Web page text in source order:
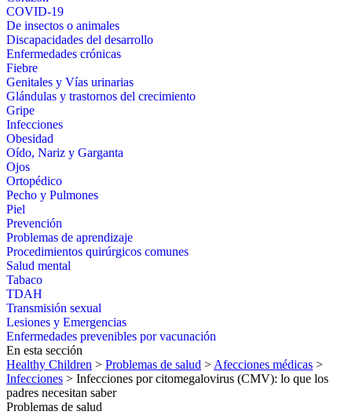
COVID-19
De insectos o animales
Discapacidades del desarrollo
Enfermedades crónicas
Fiebre
Genitales y Vías urinarias
Glándulas y trastornos del crecimiento
Gripe
Infecciones
Obesidad
Oído, Nariz y Garganta
Ojos
Ortopédico
Pecho y Pulmones
Piel
Prevención
Problemas de aprendizaje
Procedimientos quirúrgicos comunes
Salud mental
Tabaco
TDAH
Transmisión sexual
Lesiones y Emergencias
Enfermedades prevenibles por vacunación
En esta sección
Healthy Children > Problemas de salud > Afecciones médicas >
Infecciones > Infecciones por citomegalovirus (CMV): lo que los
padres necesitan saber
Problemas de salud